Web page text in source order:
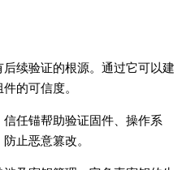
续验证的根源。通过它可以建
的可信度。
任锚帮助验证固件、操作系
止恶意篡改。